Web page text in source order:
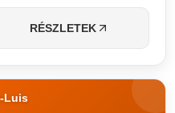
RÉSZLETEK
Luis